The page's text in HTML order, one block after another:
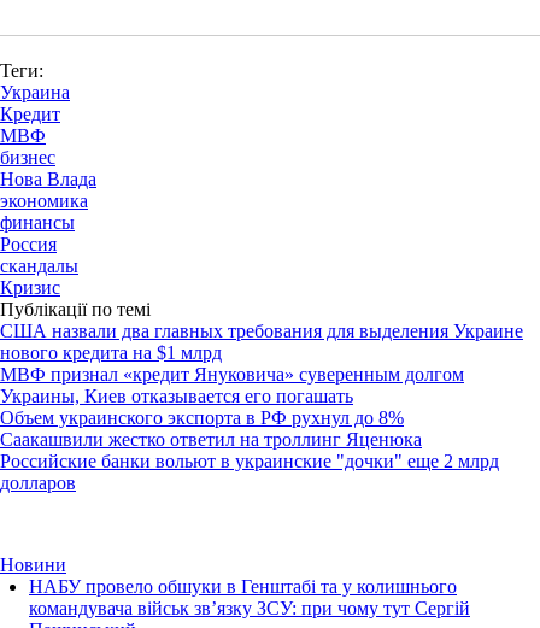
Теги:
Украина
Кредит
МВФ
бизнес
Нова Влада
экономика
финансы
Россия
скандалы
Кризис
Публікації по темі
США назвали два главных требования для выделения Украине
нового кредита на $1 млрд
МВФ признал «кредит Януковича» суверенным долгом
Украины, Киев отказывается его погашать
Объем украинского экспорта в РФ рухнул до 8%
Саакашвили жестко ответил на троллинг Яценюка
Российские банки вольют в украинские "дочки" еще 2 млрд
долларов
Новини
НАБУ провело обшуки в Генштабі та у колишнього
командувача військ зв’язку ЗСУ: при чому тут Сергій